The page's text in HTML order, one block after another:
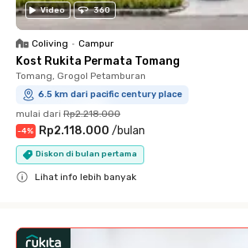
Video 360
Coliving • Campur
Kost Rukita Permata Tomang
Tomang, Grogol Petamburan
6.5 km dari pacific century place
mulai dari Rp2.218.000
-4% Rp2.118.000 /bulan
Diskon di bulan pertama
Lihat info lebih banyak